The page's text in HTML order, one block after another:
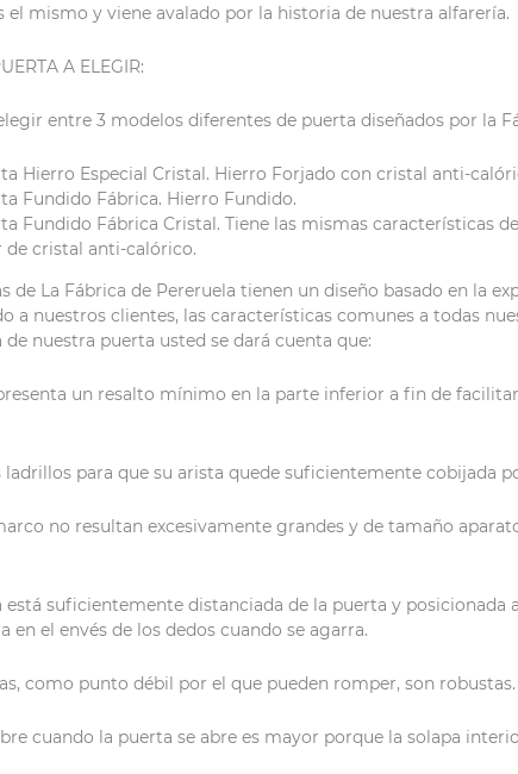
el mismo y viene avalado por la historia de nuestra alfarería.
A ELEGIR:
entre 3 modelos diferentes de puerta diseñados por la
Hierro Especial Cristal. Hierro Forjado con cristal anti-
Fundido Fábrica. Hierro Fundido.
Fundido Fábrica Cristal. Tiene las mismas características
de cristal anti-calórico.
de La Fábrica de Pereruela tienen un diseño basado en la
a nuestros clientes, las características comunes a todas
nuestra puerta usted se dará cuenta que:
un resalto mínimo en la parte inferior a fin de
ladrillos para que su arista quede suficientemente cobijada
no resultan excesivamente grandes y de tamaño
está suficientemente distanciada de la puerta y
en el envés de los dedos cuando se agarra.
como punto débil por el que pueden romper, son robustas.
cuando la puerta se abre es mayor porque la solapa